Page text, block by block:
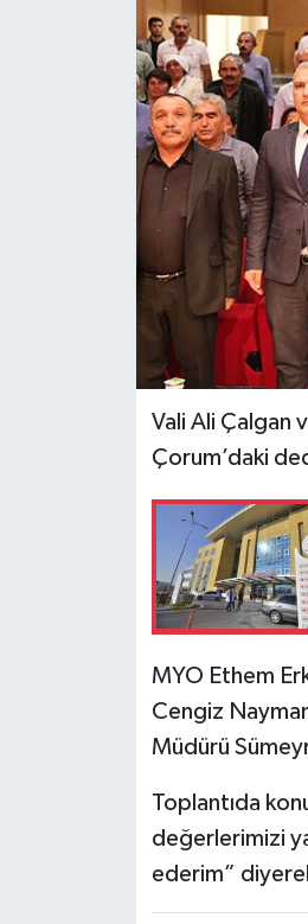
Vali Ali Çalgan
Çorum’daki
MYO Ethem
Cengiz
Müdürü
Toplantıda
değerlerimizi
ederim”
İLÇELER
OTOPARK
TEKNOLOJİ